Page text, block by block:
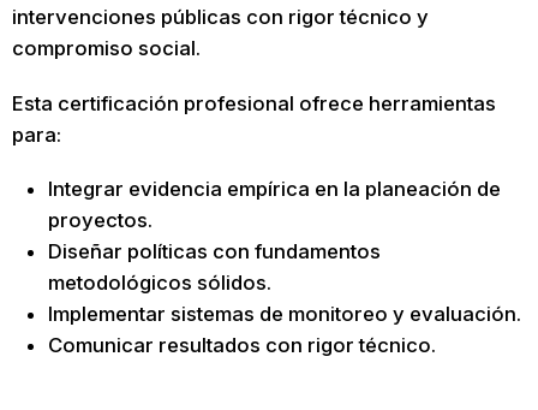
intervenciones públicas con rigor técnico y
compromiso social.
Esta certificación profesional ofrece herramientas
para:
Integrar evidencia empírica en la planeación de
proyectos.
Diseñar políticas con fundamentos
metodológicos sólidos.
Implementar sistemas de monitoreo y evaluación.
Comunicar resultados con rigor técnico.